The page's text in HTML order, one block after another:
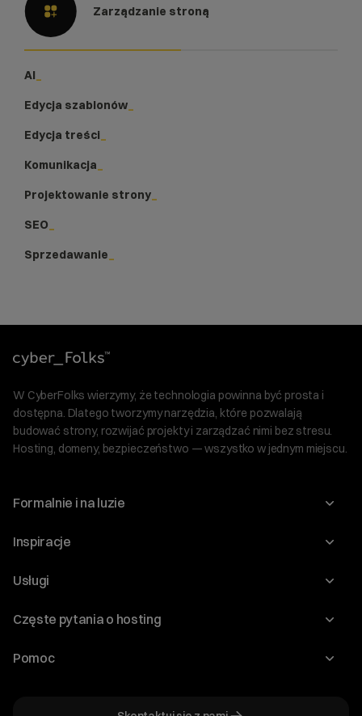
Zarządzanie stroną
AI
Edycja szablonów
Edycja treści
Komunikacja
Projektowanie strony
SEO
Sprzedawanie
W CyberFolks wierzymy, że technologia powinna być prosta i
dostępna. Dlatego tworzymy narzędzia, które pozwalają
budować strony, rozwijać projekty i zarządzać nimi bez stresu.
Hosting, domeny, bezpieczeństwo — wszystko w jednym miejscu.
Formalnie i na luzie
O nas
Program Korzyści dla Inwestorów
Regulaminy i specyfikacje
Inspiracje
Blog
WordPress
Audyt stron
Usługi
Domeny
Częste pytania o hosting
Jak przenieść stronę?
Pomoc